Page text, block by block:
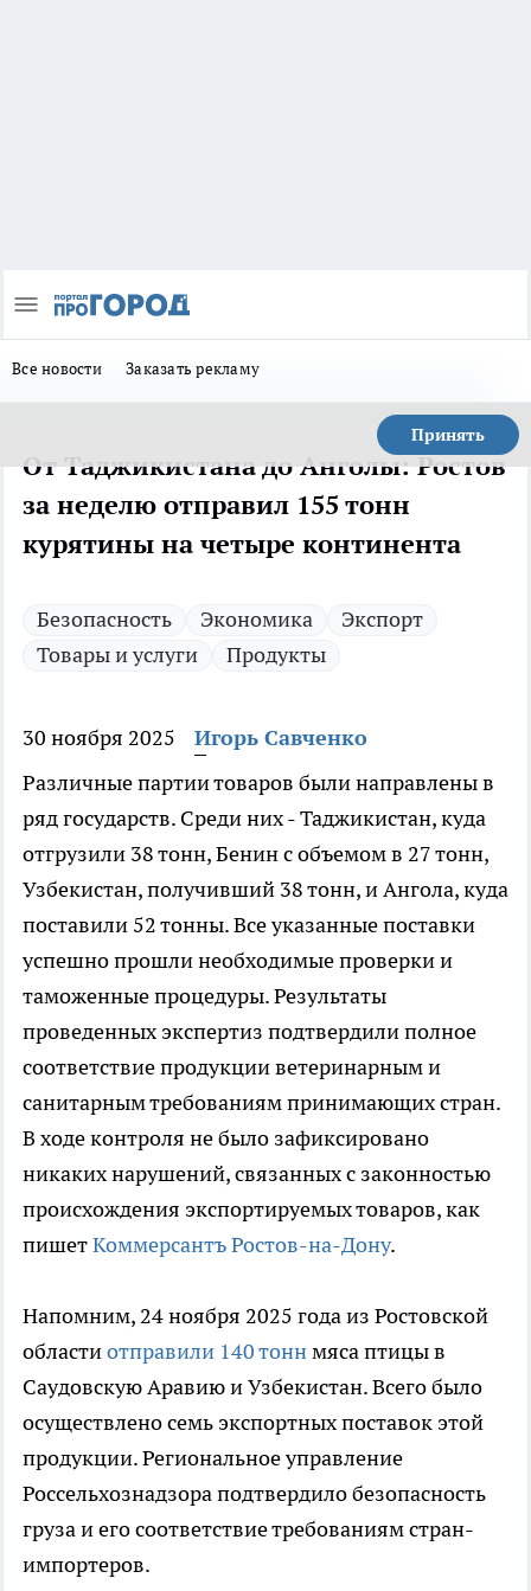
Все новости Заказать рекламу
Принять
От Таджикистана до Анголы: Ростов
за неделю отправил 155 тонн
курятины на четыре континента
Безопасность Экономика
Экспорт
Товары и услуги
Продукты
30 ноября 2025
Игорь Савченко
Различные партии товаров были направлены в
ряд государств. Среди них - Таджикистан, куда
отгрузили 38 тонн, Бенин с объемом в 27 тонн,
Узбекистан, получивший 38 тонн, и Ангола, куда
поставили 52 тонны. Все указанные поставки
успешно прошли необходимые проверки и
таможенные процедуры. Результаты
проведенных экспертиз подтвердили полное
соответствие продукции ветеринарным и
санитарным требованиям принимающих стран.
В ходе контроля не было зафиксировано
никаких нарушений, связанных с законностью
происхождения экспортируемых товаров, как
пишетКоммерсантъ Ростов-на-Дону.
Напомним, 24 ноября 2025 года из Ростовской
областиотправили 140 тоннмяса птицы в
Саудовскую Аравию и Узбекистан. Всего было
осуществлено семь экспортных поставок этой
продукции. Региональное управление
Россельхознадзора подтвердило безопасность
груза и его соответствие требованиям стран-
импортеров.